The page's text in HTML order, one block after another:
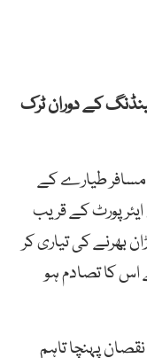
کے دوران ٹرک
مسافر طیارے کے
ایئرپورٹ کے قریب
بوئنگ 676 طیارہ اڑان بھرنے کی تیاری کر
اس کا تصادم ہو
پہنچا تاہم